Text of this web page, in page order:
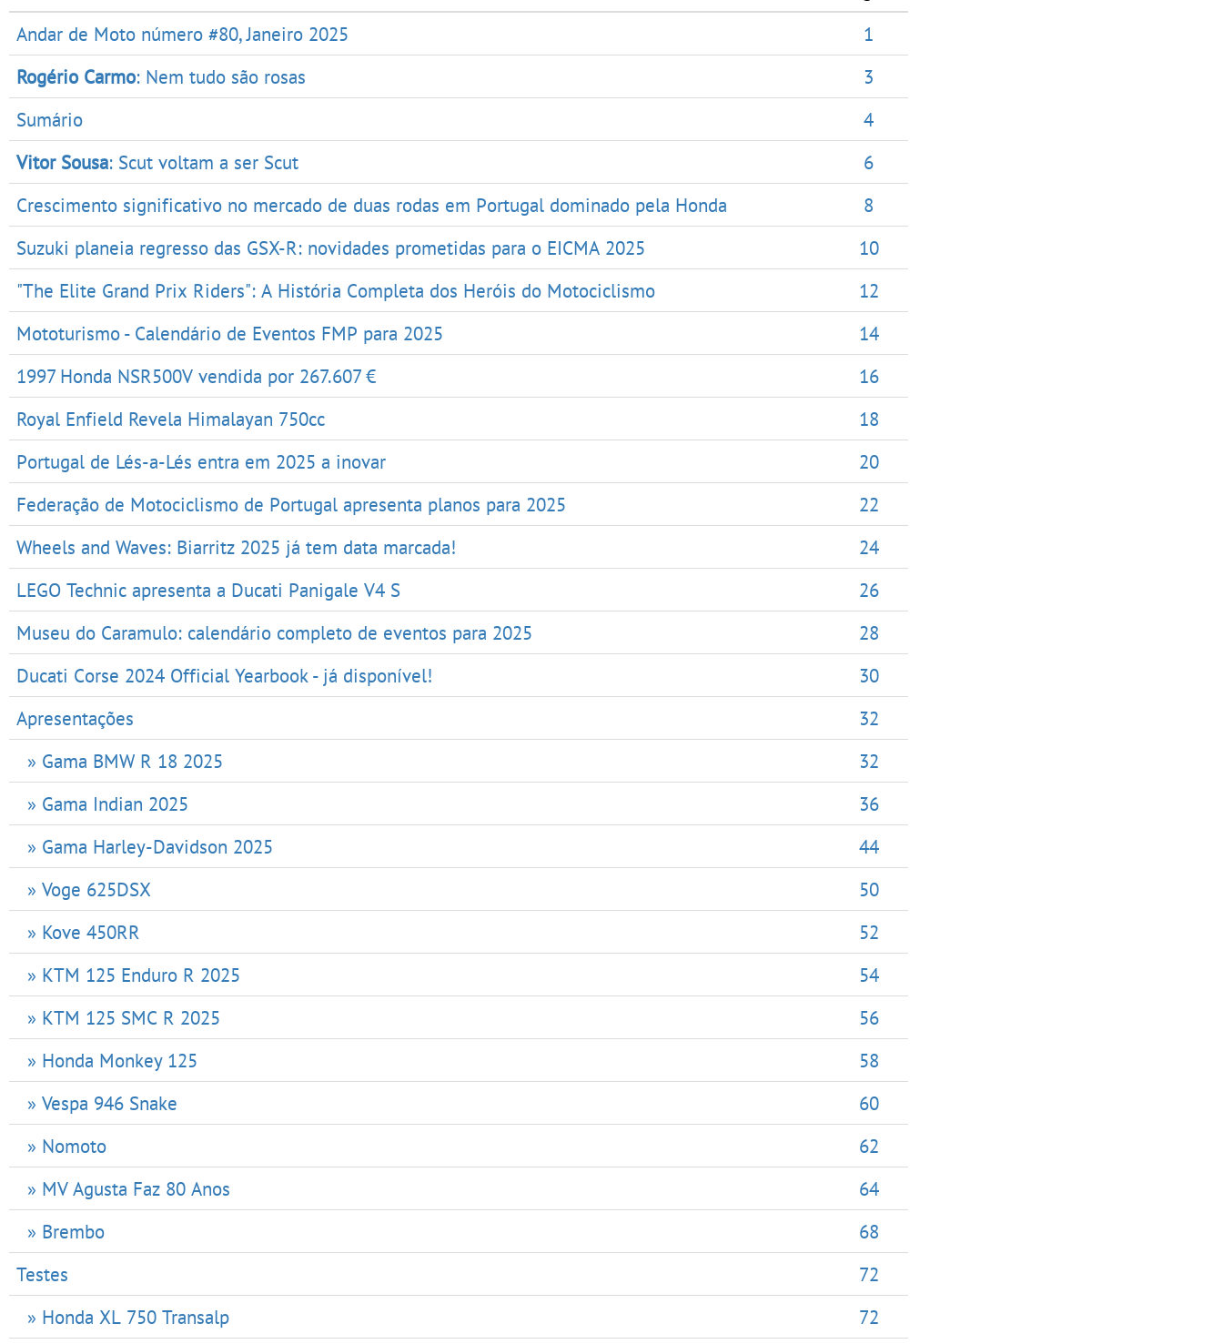
Andar de Moto número #80, Janeiro 2025
1
Rogério Carmo: Nem tudo são rosas
3
Sumário
4
Vitor Sousa: Scut voltam a ser Scut
6
Crescimento significativo no mercado de duas rodas em Portugal dominado pela Honda
8
Suzuki planeia regresso das GSX-R: novidades prometidas para o EICMA 2025
10
"The Elite Grand Prix Riders": A História Completa dos Heróis do Motociclismo
12
Mototurismo - Calendário de Eventos FMP para 2025
14
1997 Honda NSR500V vendida por 267.607 €
16
Royal Enfield Revela Himalayan 750cc
18
Portugal de Lés-a-Lés entra em 2025 a inovar
20
Federação de Motociclismo de Portugal apresenta planos para 2025
22
Wheels and Waves: Biarritz 2025 já tem data marcada!
24
LEGO Technic apresenta a Ducati Panigale V4 S
26
Museu do Caramulo: calendário completo de eventos para 2025
28
Ducati Corse 2024 Official Yearbook - já disponível!
30
Apresentações
32
» Gama BMW R 18 2025
32
» Gama Indian 2025
36
» Gama Harley-Davidson 2025
44
» Voge 625DSX
50
» Kove 450RR
52
» KTM 125 Enduro R 2025
54
» KTM 125 SMC R 2025
56
» Honda Monkey 125
58
» Vespa 946 Snake
60
» Nomoto
62
» MV Agusta Faz 80 Anos
64
» Brembo
68
Testes
72
» Honda XL 750 Transalp
72